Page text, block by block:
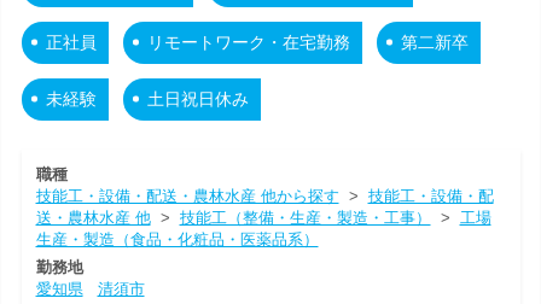
正社員 リモートワーク・在宅勤務 第二新卒
未経験 土日祝日休み
職種
技能工・設備・配送・農林水産 他から探す > 技能工・設備・配
送・農林水産 他> 技能工（整備・生産・製造・工事） > 工場
生産・製造（食品・化粧品・医薬品系）
勤務地
愛知県
清須市